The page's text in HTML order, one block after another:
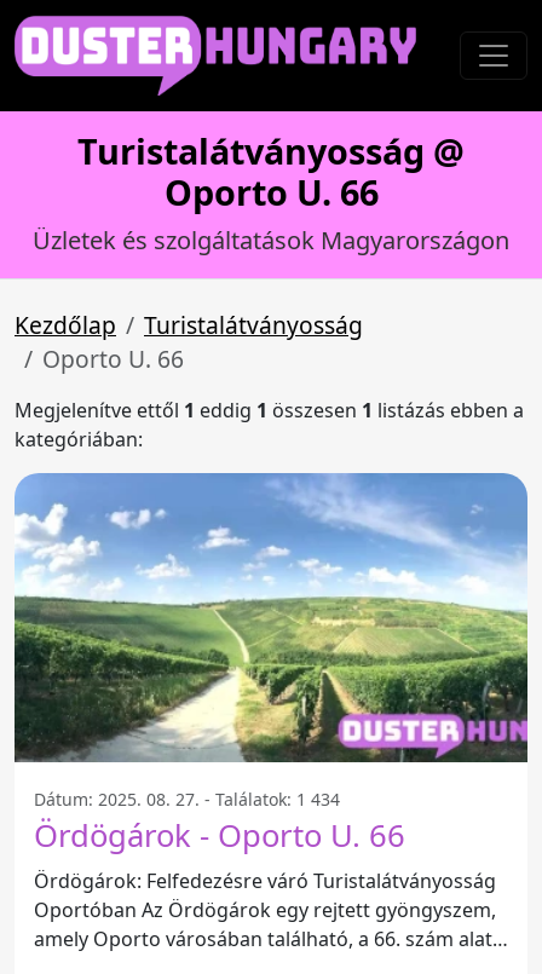
Turistalátványosság @
Oporto U. 66
Üzletek és szolgáltatások Magyarországon
Kezdőlap
Turistalátványosság
Oporto U. 66
Megjelenítve ettől 1 eddig 1 összesen 1 listázás ebben a
kategóriában:
Dátum: 2025. 08. 27. - Találatok: 1 434
Ördögárok - Oporto U. 66
Ördögárok: Felfedezésre váró Turistalátványosság
Oportóban Az Ördögárok egy rejtett gyöngyszem,
amely Oporto városában található, a 66. szám alatt.